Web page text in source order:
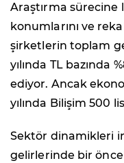
Araştırma sürecine
konumlarını ve
şirketlerin toplam
yılında TL bazında
ediyor. Ancak
yılında Bilişim 500
Sektör dinamikleri
gelirlerinde bir